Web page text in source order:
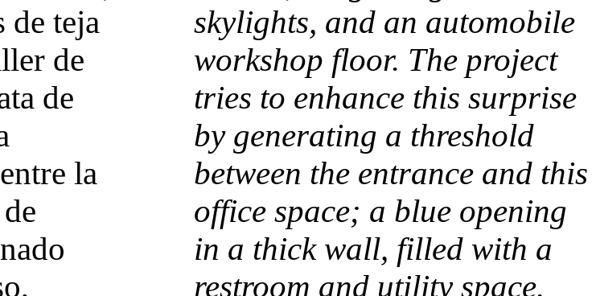
de teja
de
de
la
skylights, and an automobile
workshop floor. The project
tries to enhance this surprise
by generating a threshold
between the entrance and this
office space; a blue opening
in a thick wall, filled with a
restroom and utility space.